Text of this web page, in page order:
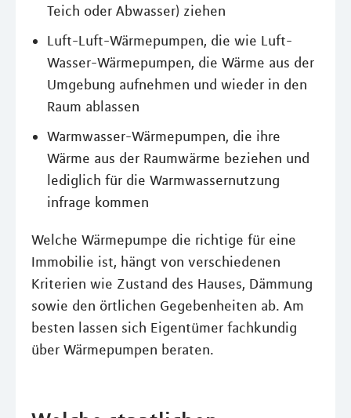
Teich oder Abwasser) ziehen
Luft-Luft-Wärmepumpen, die wie Luft-
Wasser-Wärmepumpen, die Wärme aus der
Umgebung aufnehmen und wieder in den
Raum ablassen
Warmwasser-Wärmepumpen, die ihre
Wärme aus der Raumwärme beziehen und
lediglich für die Warmwassernutzung
infrage kommen
Welche Wärmepumpe die richtige für eine
Immobilie ist, hängt von verschiedenen
Kriterien wie Zustand des Hauses, Dämmung
sowie den örtlichen Gegebenheiten ab. Am
besten lassen sich Eigentümer fachkundig
über Wärmepumpen beraten.